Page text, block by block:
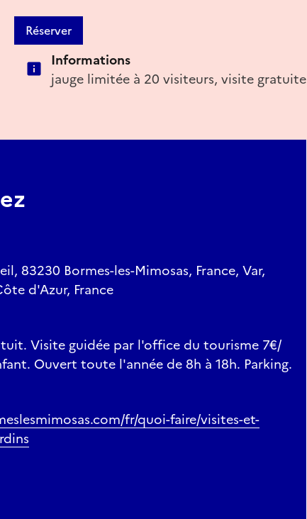
Réserver
Informations
jauge limitée à 20 visiteurs, visite gratuite
83230 Bormes-les-Mimosas, France, Var,
d'Azur, France
Visite guidée par l'office du tourisme 7€/
Ouvert toute l'année de 8h à 18h. Parking.
fr/quoi-faire/visites-et-